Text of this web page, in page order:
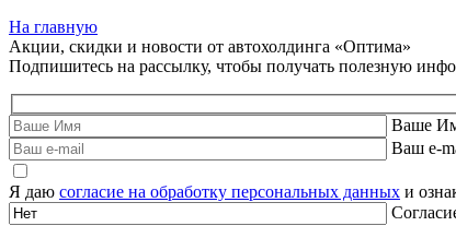
На главную
Акции, скидки и новости от автохолдинга «Оптима»
Подпишитесь на рассылку, чтобы получать полезную
Ваше
Ваш e-
Я даю согласие на обработку персональных данных и